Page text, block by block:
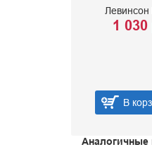
Левинсон
1 030
В
Аналогичные